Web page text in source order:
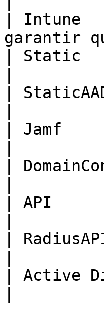
| Intune
garantir
|
|
| Jamf
|
| API
|
| Active